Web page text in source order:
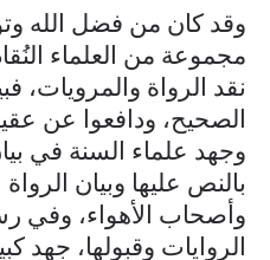
وقد كان من فضل الله
مجموعة من العلماء
نقد الرواة والمرويات،
الصحيح، ودافعوا عن
وجهد علماء السنة في
بالنص عليها وبيان
وأصحاب الأهواء، وفي
الروايات وقبولها، جهد